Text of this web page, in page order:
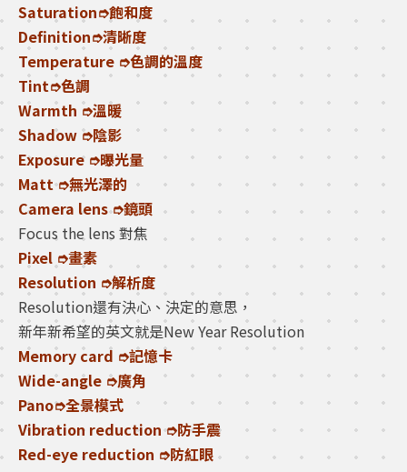
Saturation➮飽和度
Definition➮清晰度
Temperature ➮色調的溫度
Tint➮色調
Warmth ➮溫暖
Shadow ➮陰影
Exposure ➮曝光量
Matt ➮無光澤的
Camera lens ➮鏡頭
Focus the lens 對焦
Pixel ➮畫素
Resolution ➮解析度
Resolution還有決心、決定的意思，
新年新希望的英文就是New Year Resolution
Memory card ➮記憶卡
Wide-angle ➮廣角
Pano➮全景模式
Vibration reduction ➮防手震
Red-eye reduction ➮防紅眼